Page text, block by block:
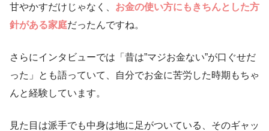
甘やかすだけじゃなく、 お金の使い方にもきちんとした方
針がある家庭だったんですね。
さらにインタビューでは「昔は”マジお金ない”が口ぐせだ
った」とも語っていて、自分でお金に苦労した時期もちゃ
んと経験しています。
見た目は派手でも中身は地に足がついている、そのギャッ